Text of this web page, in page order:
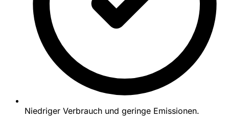
Niedriger Verbrauch und geringe Emissionen.